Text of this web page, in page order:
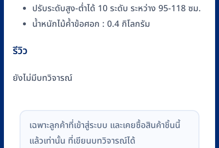
ปรับระดับสูง-ต่ำได้ 10 ระดับ ระหว่าง 95-118 ซม.
น้ำหนักไม้ค้ำข้อศอก : 0.4 กิโลกรัม
รีวิว
ยังไม่มีบทวิจารณ์
เฉพาะลูกค้าที่เข้าสู่ระบบ และเคยซื้อสินค้าชิ้นนี้
แล้วเท่านั้น ที่เขียนบทวิจารณ์ได้